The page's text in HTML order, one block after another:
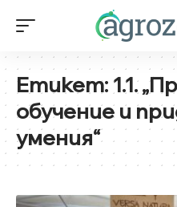
Етикет:1.1.
обучение и
умения“